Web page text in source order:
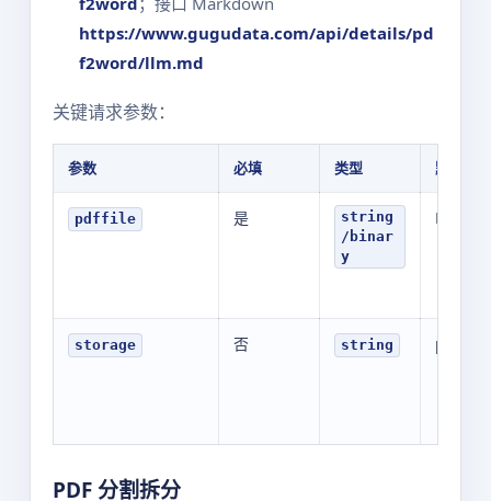
https://www.gugudata.com/api/details/pd
f2word/llm.md
关键请求参数：
参数 必填 类型 默认值
pdffile 是
string
/binar
y
N/A
storage 否 string public
PDF 分割拆分